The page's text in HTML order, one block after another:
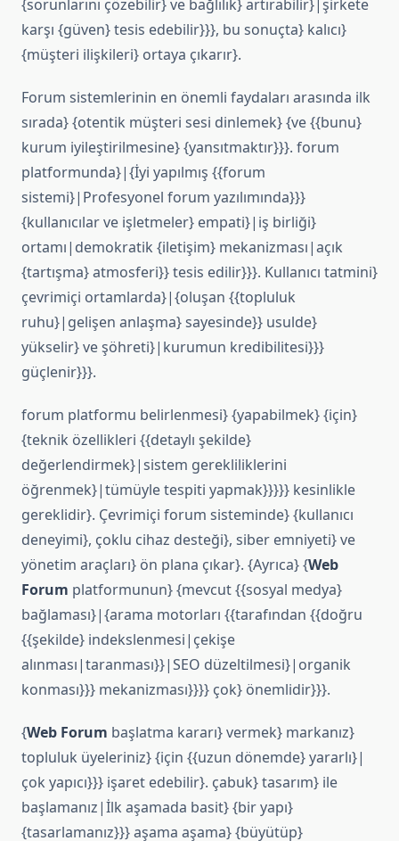
{sorunlarını çözebilir} ve bağlılık} artırabilir}|şirkete
karşı {güven} tesis edebilir}}}, bu sonuçta} kalıcı}
{müşteri ilişkileri} ortaya çıkarır}.
Forum sistemlerinin en önemli faydaları arasında ilk
sırada} {otentik müşteri sesi dinlemek} {ve {{bunu}
kurum iyileştirilmesine} {yansıtmaktır}}}. forum
platformunda}|{İyi yapılmış {{forum
sistemi}|Profesyonel forum yazılımında}}}
{kullanıcılar ve işletmeler} empati}|iş birliği}
ortamı|demokratik {iletişim} mekanizması|açık
{tartışma} atmosferi}} tesis edilir}}}. Kullanıcı tatmini}
çevrimiçi ortamlarda}|{oluşan {{topluluk
ruhu}|gelişen anlaşma} sayesinde}} usulde}
yükselir} ve şöhreti}|kurumun kredibilitesi}}}
güçlenir}}}.
forum platformu belirlenmesi} {yapabilmek} {için}
{teknik özellikleri {{detaylı şekilde}
değerlendirmek}|sistem gerekliliklerini
öğrenmek}|tümüyle tespiti yapmak}}}}} kesinlikle
gereklidir}. Çevrimiçi forum sisteminde} {kullanıcı
deneyimi}, çoklu cihaz desteği}, siber emniyeti} ve
yönetim araçları} ön plana çıkar}. {Ayrıca} {Web
Forum platformunun} {mevcut {{sosyal medya}
bağlaması}|{arama motorları {{tarafından {{doğru
{{şekilde} indekslenmesi|çekişe
alınması|taranması}}|SEO düzeltilmesi}|organik
konması}}} mekanizması}}}} çok} önemlidir}}}.
{Web Forum başlatma kararı} vermek} markanız}
topluluk üyeleriniz} {için {{uzun dönemde} yararlı}|
çok yapıcı}}} işaret edebilir}. çabuk} tasarım} ile
başlamanız|İlk aşamada basit} {bir yapı}
{tasarlamanız}}} aşama aşama} {büyütüp}